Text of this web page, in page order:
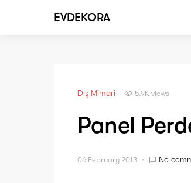
EVDEKORA
Dış Mimari 5.9K views
Panel
06 February 2013 No